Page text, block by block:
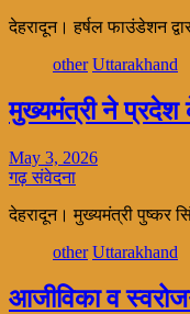
देहरादून। हर्षल फाउंडेशन
other Uttarakhand
मुख्यमंत्री ने प्रदेश
May 3, 2026
गढ़ संवेदना
देहरादून। मुख्यमंत्री पुष्कर
other Uttarakhand
आजीविका व